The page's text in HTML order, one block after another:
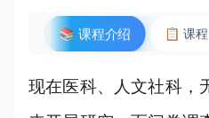
📚 课程介绍 📋 课
现在医科、人文社科，